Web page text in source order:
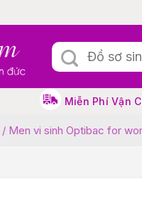
Tìm
kiếm:
Miễn Phí Vận
/ Men vi sinh Optibac for